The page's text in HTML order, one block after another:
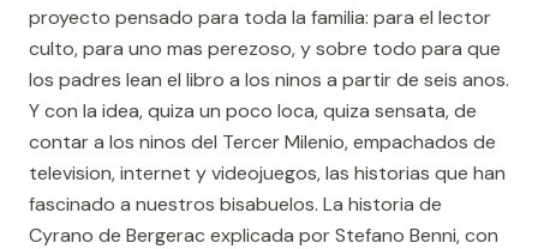
proyecto pensado para toda la familia: para el lector
culto, para uno mas perezoso, y sobre todo para que
los padres lean el libro a los ninos a partir de seis anos.
Y con la idea, quiza un poco loca, quiza sensata, de
contar a los ninos del Tercer Milenio, empachados de
television, internet y videojuegos, las historias que han
fascinado a nuestros bisabuelos. La historia de
Cyrano de Bergerac explicada por Stefano Benni, con